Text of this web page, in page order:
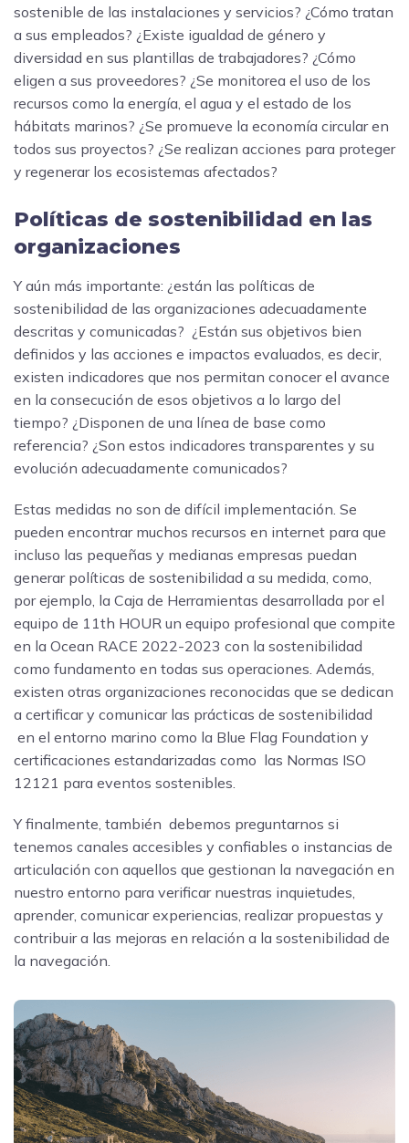
sostenible de las instalaciones y servicios? ¿Cómo tratan
a sus empleados? ¿Existe igualdad de género y
diversidad en sus plantillas de trabajadores? ¿Cómo
eligen a sus proveedores? ¿Se monitorea el uso de los
recursos como la energía, el agua y el estado de los
hábitats marinos? ¿Se promueve la economía circular en
todos sus proyectos? ¿Se realizan acciones para proteger
y regenerar los ecosistemas afectados?
Políticas de sostenibilidad en las
organizaciones
Y aún más importante: ¿están las políticas de
sostenibilidad de las organizaciones adecuadamente
descritas y comunicadas? ¿Están sus objetivos bien
definidos y las acciones e impactos evaluados, es decir,
existen indicadores que nos permitan conocer el avance
en la consecución de esos objetivos a lo largo del
tiempo? ¿Disponen de una línea de base como
referencia? ¿Son estos indicadores transparentes y su
evolución adecuadamente comunicados?
Estas medidas no son de difícil implementación. Se
pueden encontrar muchos recursos en internet para que
incluso las pequeñas y medianas empresas puedan
generar políticas de sostenibilidad a su medida, como,
por ejemplo, la Caja de Herramientas desarrollada por el
equipo de 11th HOUR un equipo profesional que compite
en la Ocean RACE 2022-2023 con la sostenibilidad
como fundamento en todas sus operaciones. Además,
existen otras organizaciones reconocidas que se dedican
a certificar y comunicar las prácticas de sostenibilidad
en el entorno marino como la Blue Flag Foundation y
certificaciones estandarizadas como las Normas ISO
12121 para eventos sostenibles.
Y finalmente, también debemos preguntarnos si
tenemos canales accesibles y confiables o instancias de
articulación con aquellos que gestionan la navegación en
nuestro entorno para verificar nuestras inquietudes,
aprender, comunicar experiencias, realizar propuestas y
contribuir a las mejoras en relación a la sostenibilidad de
la navegación.